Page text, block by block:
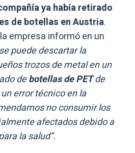
ya había retirado
de botellas en Austria.
empresa informó en un
puede descartar la
trozos de metal en un
debotellas de PETde
error técnico en la
no consumir los
afectados debido a
la salud”.